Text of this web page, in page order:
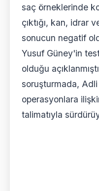
saç örneklerinde
çıktığı, kan, idrar
sonucun negatif
Yusuf Güney'in
olduğu
soruşturmada,
operasyonlara
talimatıyla